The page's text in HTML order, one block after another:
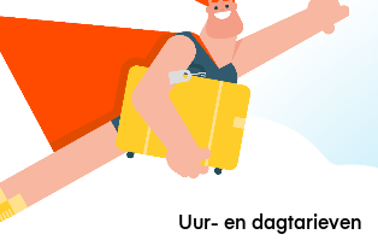
Uur- en dagtarieven